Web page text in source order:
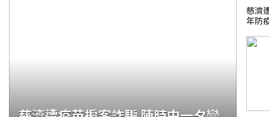
慈濟
年防